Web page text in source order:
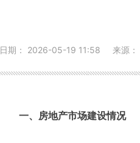
日期： 2026-05-19 11:58 来源：
一、房地产市场建设情况